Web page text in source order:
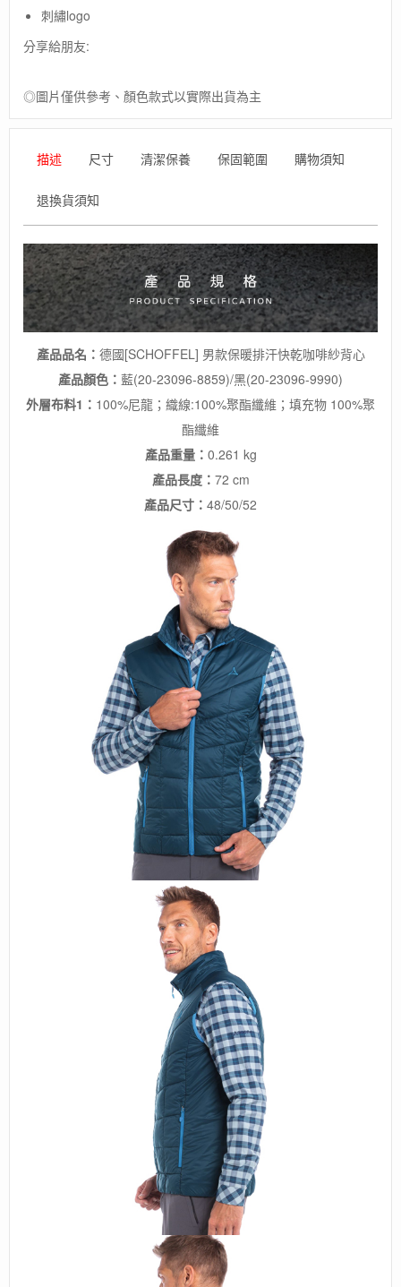
保
汗
快
乾
心
數
量
刺繡logo
分享給朋友:
◎圖片僅供參考、顏色款式以實際出貨為主
描述 尺寸 清潔保養 保固範圍 購物須知
退換貨須知
產品品名： 德國[SCHOFFEL] 男款保暖排汗快乾咖啡紗背心
產品顏色： 藍(20-23096-8859)/黑(20-23096-9990)
外層布料1： 100%尼龍；織線:100%聚酯纖維；填充物 100%聚
酯纖維
產品重量： 0.261 kg
產品長度： 72 cm
產品尺寸： 48/50/52